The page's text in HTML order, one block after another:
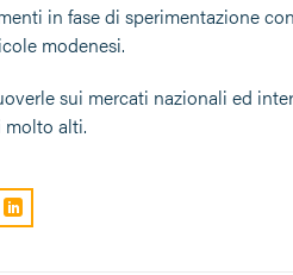
in fase di sperimentazione
modenesi.
sui mercati nazionali ed
molto alti.